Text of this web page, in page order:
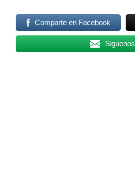
Comparte en Facebook
Siguenos